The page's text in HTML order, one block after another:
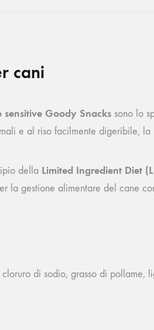
cani
sensitive Goody Snacks sono lo
e al riso facilmente digeribile,
della Limited Ingredient Diet
la gestione alimentare del cane
di sodio, grasso di pollame,